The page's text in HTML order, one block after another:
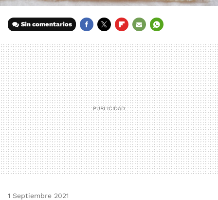
Sin comentarios
MAIL
1 Septiembre 2021